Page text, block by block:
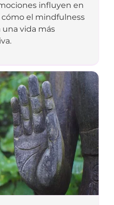
influyen en
cómo el mindfulness
vida más